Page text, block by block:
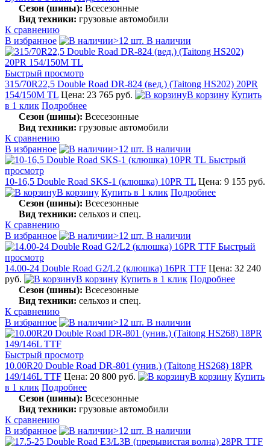
Сезон (шины): Всесезонные
Вид техники: грузовые автомобили
К сравнению
В избранное
>12 шт. В наличии
Быстрый просмотр
315/70R22,5 Double Road DR-824 (вед.) (Taitong HS202) 20PR
154/150M TL Цена: 23 765 руб. В корзину Купить
в 1 клик Подробнее
Сезон (шины): Всесезонные
Вид техники: грузовые автомобили
К сравнению
В избранное
>12 шт. В наличии
Быстрый
просмотр
10-16,5 Double Road SKS-1 (клюшка) 10PR TL Цена: 9 155 руб.
В корзину Купить в 1 клик Подробнее
Сезон (шины): Всесезонные
Вид техники: сельхоз и спец.
К сравнению
В избранное
>12 шт. В наличии
Быстрый
просмотр
14.00-24 Double Road G2/L2 (клюшка) 16PR TTF Цена: 32 240
руб.
В корзину Купить в 1 клик Подробнее
Сезон (шины): Всесезонные
Вид техники: сельхоз и спец.
К сравнению
В избранное
>12 шт. В наличии
Быстрый просмотр
10.00R20 Double Road DR-801 (унив.) (Taitong HS268) 18PR
149/146L ТТF Цена: 20 800 руб. В корзину Купить
в 1 клик Подробнее
Сезон (шины): Всесезонные
Вид техники: грузовые автомобили
К сравнению
В избранное
>12 шт. В наличии